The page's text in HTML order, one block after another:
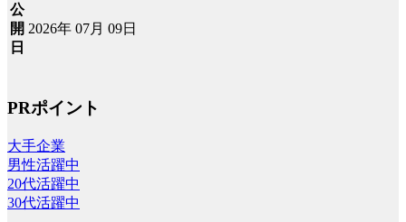
公
開
日
2026年 07月 09日
PRポイント
大手企業
男性活躍中
20代活躍中
30代活躍中